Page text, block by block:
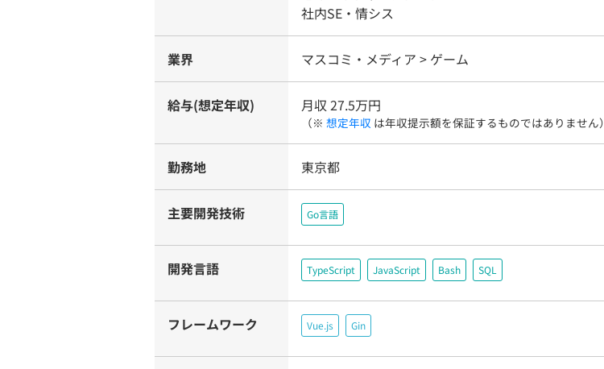
社内SE・情シス
業界 マスコミ・メディア > ゲーム
給与(想定年収) 月収 27.5万円
（※ 想定年収 は年収提示額を保証するものではありません）
勤務地 東京都
主要開発技術 Go言語
開発言語 TypeScript JavaScript Bash SQL
フレームワーク Vue.js Gin